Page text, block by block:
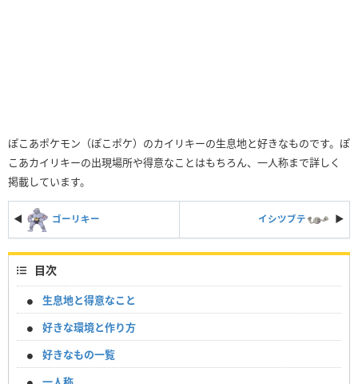
ぽこあポケモン（ぽこポケ）のカイリキーの生息地と好きなものです。ぽ
こあカイリキーの出現場所や得意なことはもちろん、一人称まで詳しく
掲載しています。
◀ ゴーリキー イシツブテ ▶︎
目次
生息地と得意なこと
好きな環境と作り方
好きなもの一覧